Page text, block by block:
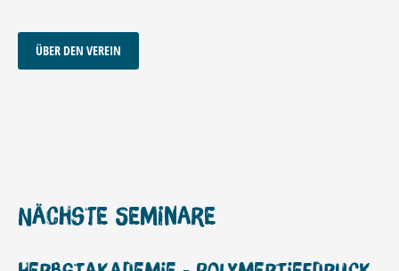
ÜBER DEN VEREIN
Nächste Seminare